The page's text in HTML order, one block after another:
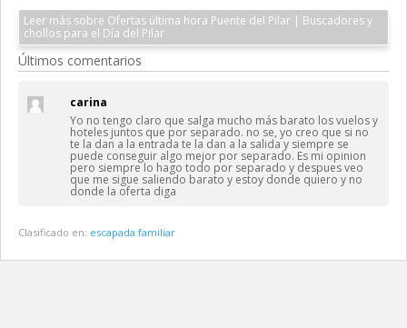
Leer más sobre Ofertas última hora Puente del Pilar | Buscadores y
chollos para el Día del Pilar
Últimos comentarios
carina
Yo no tengo claro que salga mucho más barato los vuelos y
hoteles juntos que por separado. no se, yo creo que si no
te la dan a la entrada te la dan a la salida y siempre se
puede conseguir algo mejor por separado. Es mi opinion
pero siempre lo hago todo por separado y despues veo
que me sigue saliendo barato y estoy donde quiero y no
donde la oferta diga
Clasificado en: escapada familiar